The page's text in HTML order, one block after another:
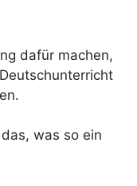
dafür machen,
was so ein